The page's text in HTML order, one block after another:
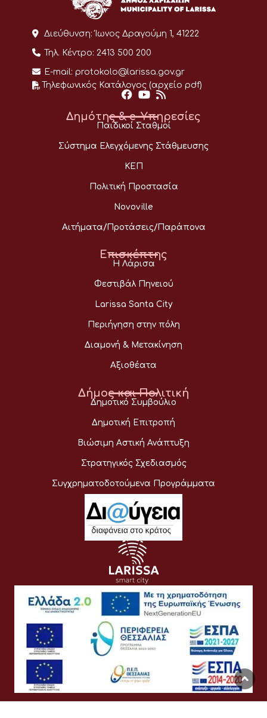
Διεύθυνση: Ίωνος Δραγούμη 1, 41222
Τηλ. Κέντρο: 2413 500 200
E-mail: protokolo@larissa.gov.gr
Τηλεφωνικός Κατάλογος (αρχείο pdf)
Δημότης & e-Υπηρεσίες
Παιδικοί Σταθμοί
Σύστημα Ελεγχόμενης Στάθμευσης
ΚΕΠ
Πολιτική Προστασία
Novoville
Αιτήματα/Προτάσεις/Παράπονα
Επισκέπτης
Η Λάρισα
Φεστιβάλ Πηνειού
Larissa Santa City
Περιήγηση στην πόλη
Διαμονή & Μετακίνηση
Αξιοθέατα
Δήμος και Πολιτική
Δημοτικό Συμβούλιο
Δημοτική Επιτροπή
Βιώσιμη Αστική Ανάπτυξη
Στρατηγικός Σχεδιασμός
Συγχρηματοδοτούμενα Προγράμματα